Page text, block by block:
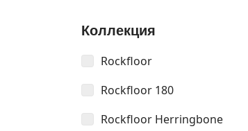
Коллекция
Rockfloor
Rockfloor 180
Rockfloor Herringbone